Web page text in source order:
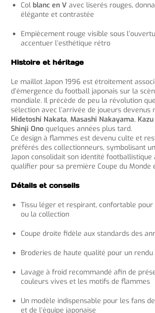
Col blanc en V avec liserés rouges,
élégante et contrastée
Empiècement rouge visible sous
accentuer l’esthétique rétro
Histoire et héritage
Le maillot Japon 1996 est étroitement
d’émergence du football japonais sur la
mondiale. Il précède de peu la révolution
sélection avec l’arrivée de joueurs devenus
Hidetoshi Nakata,Masashi Nakayama,
Shinji Ono quelques années plus tard.
Ce design à flammes est devenu culte et
préférés des collectionneurs, symbolisant
Japon consolidait son identité footballistique
qualifier pour sa première Coupe du Monde
Détails et conseils
Tissu léger et respirant, confortable
ou la collection
Coupe droite fidèle aux standards des
Broderies de haute qualité pour un
Lavage à froid recommandé afin de
couleurs vives et les motifs de flammes
Un modèle indispensable pour les fans
et de l’équipe japonaise